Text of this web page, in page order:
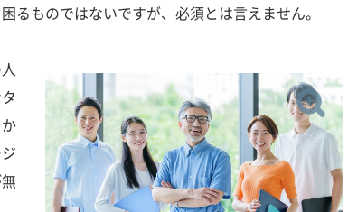
るものではないですが、必須とは言えません。